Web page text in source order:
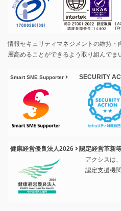
情報セキュリティマネジメントの維持
層高めることができるよう取り組んでま
Smart SME Supporter SECURITY
健康経営優良法人2026
認定経営革新
アクシスは
認定支援機